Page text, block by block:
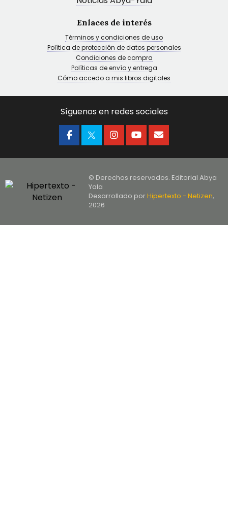
Enlaces de interés
Términos y condiciones de uso
Política de protección de datos personales
Condiciones de compra
Políticas de envío y entrega
Cómo accedo a mis libros digitales
Síguenos en redes sociales
© Derechos reservados. Editorial Abya
Yala
Desarrollado porHipertexto - Netizen,
2026